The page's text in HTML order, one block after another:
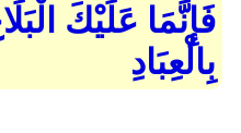
فَإِنَّمَا عَلَيْكَ
بِالْعِبَادِ